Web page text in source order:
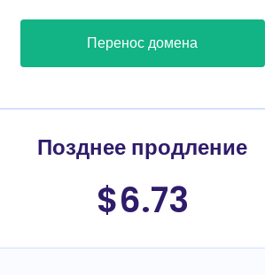
Перенос домена
Позднее продление
$6.73